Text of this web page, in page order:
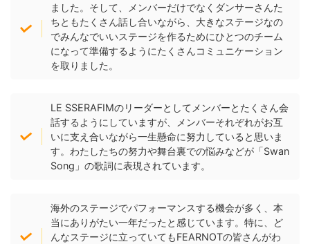
ました。そして、メンバーだけでなくダンサーさんた
ちともたくさん話し合いながら、大きなステージなの
でみんなでいいステージを作るためにひとつのチーム
になって準備するようにたくさんコミュニケーション
を取りました。
LE SSERAFIMのリーダーとしてメンバーとたくさん会
話するようにしていますが、メンバーそれぞれがお互
いに支え合いながら一生懸命に努力していると思いま
す。わたしたちの努力や舞台裏での悩みなどが「Swan
Song」の歌詞に表現されています。
海外のステージでパフォーマンスする機会が多く、本
当にありがたい一年だったと感じています。特に、ど
んなステージに立っていてもFEARNOTの皆さんがわ